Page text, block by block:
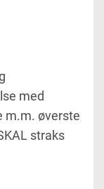
med
m.m. øverste
straks